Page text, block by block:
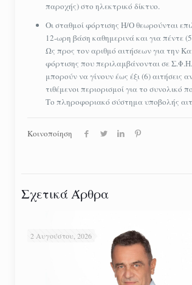
παροχής) στο ηλεκτρικό δίκτυο.
Οι σταθμοί φόρτισης Η/Ο θεωρούνται
12-ωρη βάση καθημερινά και για πέντε
Ως προς τον αριθμό αιτήσεων για την
φόρτισης που περιλαμβάνονται σε
μπορούν να γίνουν έως έξι (6) αιτήσεις
τιθέμενοι περιορισμοί για το συνολικό
Το πληροφοριακό σύστημα υποβολής
Κοινοποίηση
Σχετικά Άρθρα
2 Αυγούστου, 2026